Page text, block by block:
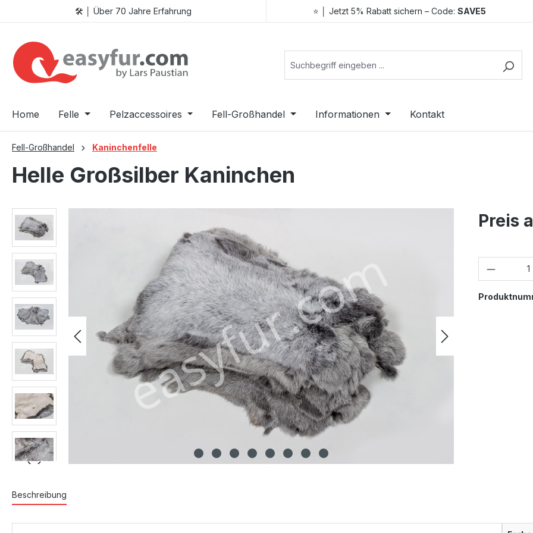
Hauptinhalt springen
Zur Suche springen
Zur Hauptnavigation springen
🛠️ │ Über 70 Jahre Erfahrung ⭐ │ Jetzt 5% Rabatt sichern – Code:SAVE5
Home Felle Pelzaccessoires Fell-Großhandel Informationen Kontakt
Fell-Großhandel Kaninchenfelle
Helle Großsilber Kaninchen
Bildergalerie überspringen Preis
Beschreibung